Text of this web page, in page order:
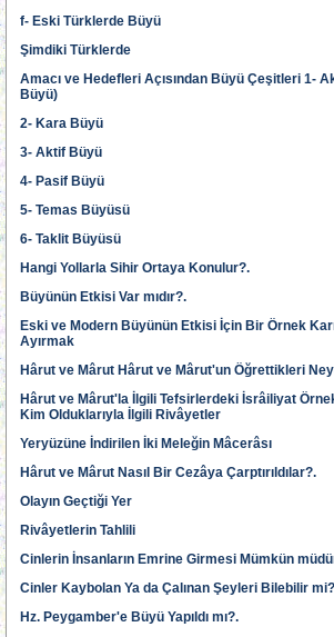
f- Eski Türklerde Büyü
Şimdiki Türklerde
Amacı ve Hedefleri Açısından Büyü Çeşitleri 1-
Büyü)
2- Kara Büyü
3- Aktif Büyü
4- Pasif Büyü
5- Temas Büyüsü
6- Taklit Büyüsü
Hangi Yollarla Sihir Ortaya Konulur?.
Büyünün Etkisi Var mıdır?.
Eski ve Modern Büyünün Etkisi İçin Bir Örnek
Ayırmak
Hârut ve Mârut Hârut ve Mârut'un Öğrettikleri
Hârut ve Mârut'la İlgili Tefsirlerdeki İsrâiliyat
Kim Olduklarıyla İlgili Rivâyetler
Yeryüzüne İndirilen İki Meleğin Mâcerâsı
Hârut ve Mârut Nasıl Bir Cezâya Çarptırıldılar?.
Olayın Geçtiği Yer
Rivâyetlerin Tahlili
Cinlerin İnsanların Emrine Girmesi Mümkün
Cinler Kaybolan Ya da Çalınan Şeyleri Bilebilir
Hz. Peygamber'e Büyü Yapıldı mı?.